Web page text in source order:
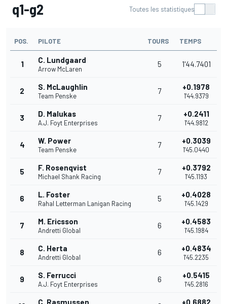
q1-g2 Toutes les statistiques
POS. PILOTE TOURS TEMPS
1 C. Lundgaard
Arrow McLaren
5 1'44.7401
2 S. McLaughlin
Team Penske
7 +0.1978
1'44.9379
3 D. Malukas
A.J. Foyt Enterprises
7 +0.2411
1'44.9812
4 W. Power
Team Penske
7 +0.3039
1'45.0440
5 F. Rosenqvist
Michael Shank Racing
7 +0.3792
1'45.1193
6 L. Foster
Rahal Letterman Lanigan Racing
5 +0.4028
1'45.1429
7 M. Ericsson
Andretti Global
6 +0.4583
1'45.1984
8 C. Herta
Andretti Global
6 +0.4834
1'45.2235
9 S. Ferrucci
A.J. Foyt Enterprises
6 +0.5415
1'45.2816
C. Rasmussen +0.6882